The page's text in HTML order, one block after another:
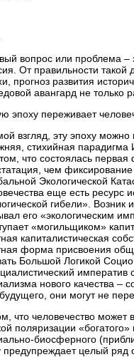
вопрос или проблема –
От правильности такой
прогноз развития
авангард не только
эпоху переживает
взгляд, эту эпоху
стихийная парадигма
что состоялась
чем
Экологической
еще есть ресурс
гибели».
его «экологическим
«могильщиком»
капиталистическая
форма присвоения
Большой Логикой
нового качества –
они могут не
что человечество может
поляризации
биосферного
предупреждает целый ряд